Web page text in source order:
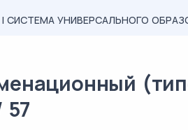
| СИСТЕМА УНИВЕРСАЛЬНОГО
57